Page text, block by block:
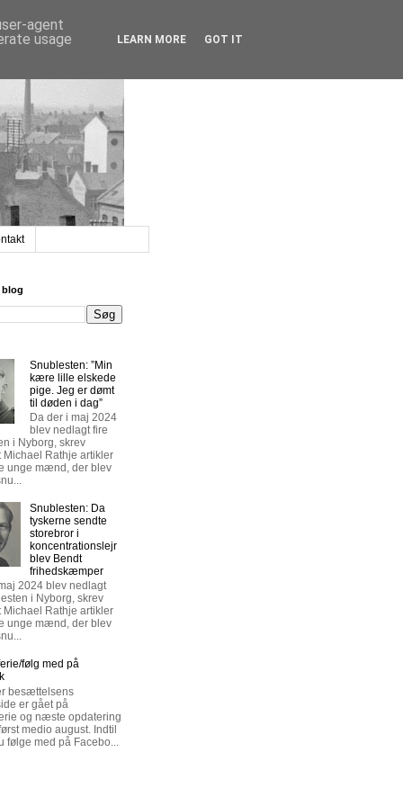
blog
Snublesten: ”Min
kære lille elskede
pige. Jeg er dømt
til døden i dag”
Da der i maj 2024
blev nedlagt fire
i Nyborg, skrev
Michael Rathje artikler
unge mænd, der blev
Snublesten: Da
tyskerne sendte
storebror i
koncentrationslejr
blev Bendt
frihedskæmper
2024 blev nedlagt
i Nyborg, skrev
Michael Rathje artikler
unge mænd, der blev
følg med på
besættelsens
er gået på
og næste opdatering
medio august. Indtil
følge med på Facebo...
agent
usage
LEARN MORE GOT IT